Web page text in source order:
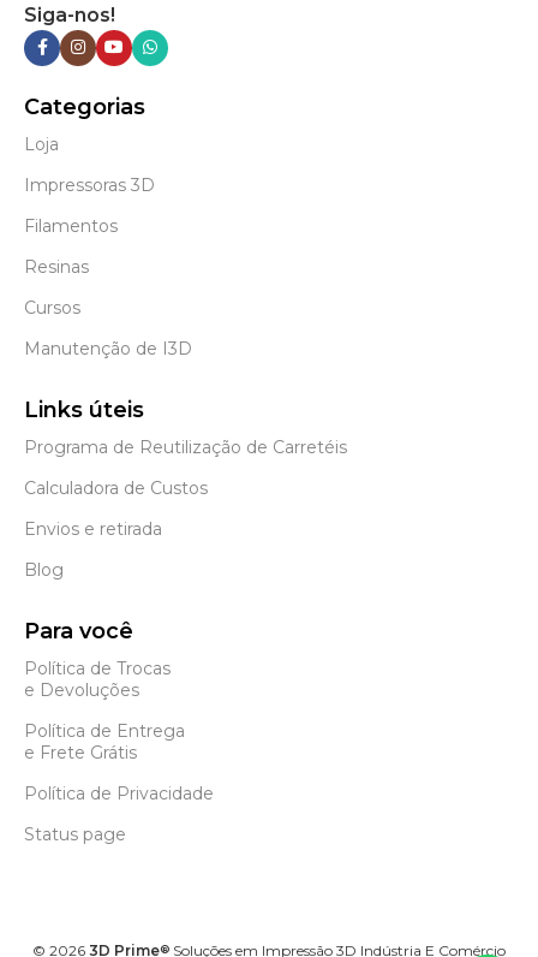
Siga-nos!
Categorias
Loja
Impressoras 3D
Filamentos
Resinas
Cursos
Manutenção de I3D
Links úteis
Programa de Reutilização de Carretéis
Calculadora de Custos
Envios e retirada
Blog
Para você
Política de Trocas
e Devoluções
Política de Entrega
e Frete Grátis
Política de Privacidade
Status page
© 2026 3D Prime® Soluções em Impressão 3D Indústria E Comércio